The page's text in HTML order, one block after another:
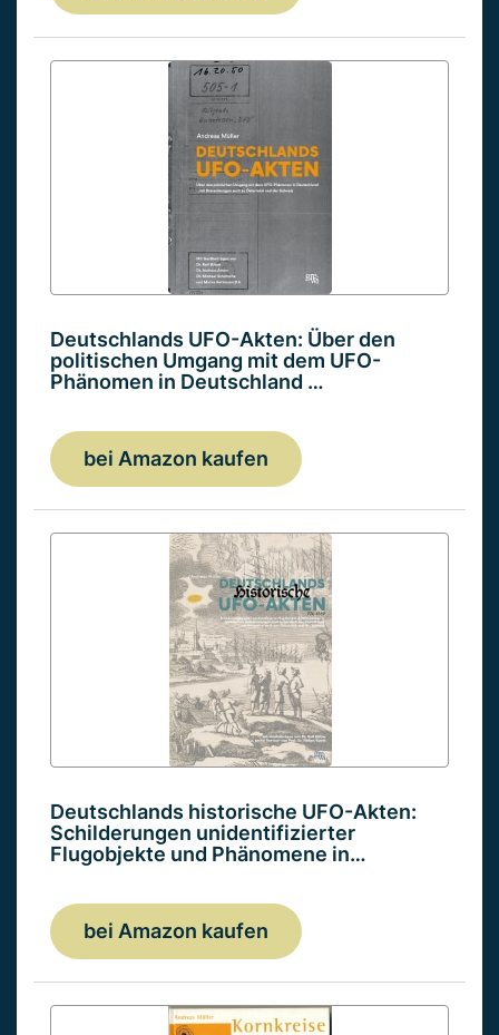
Deutschlands UFO-Akten: Über den
politischen Umgang mit dem UFO-
Phänomen in Deutschland …
bei Amazon kaufen
Deutschlands historische UFO-Akten:
Schilderungen unidentifizierter
Flugobjekte und Phänomene in…
bei Amazon kaufen